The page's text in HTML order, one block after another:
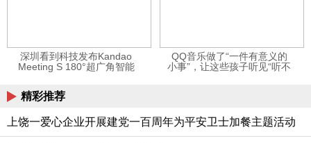
深圳看到科技发布Kandao
Meeting S 180°超广角智能
QQ音乐做了“一件有意义的
小事”，让这些孩子听见“听不
精彩推荐
上饶一爱心企业开展建党一百周年为平安卫士加餐主题活动